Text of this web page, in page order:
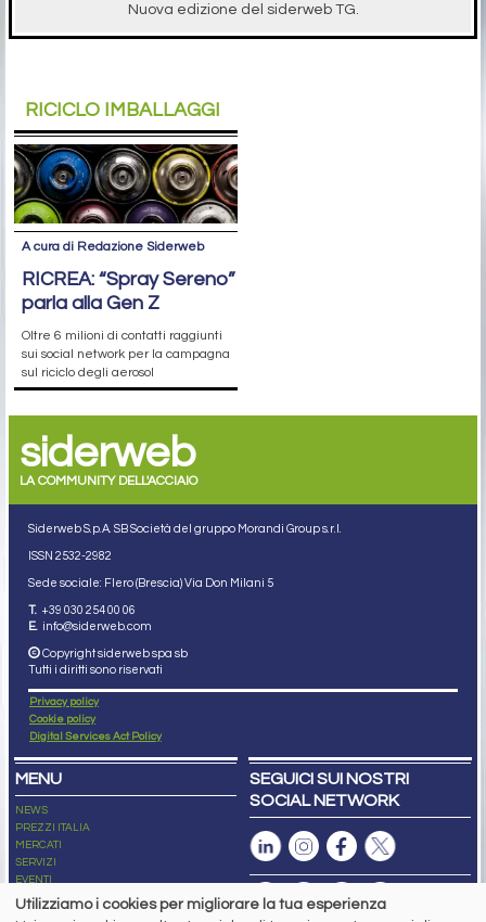
Nuova edizione del siderweb TG.
RICICLO IMBALLAGGI
A cura di Redazione Siderweb
RICREA: “Spray Sereno”
parla alla Gen Z
Oltre 6 milioni di contatti raggiunti
sui social network per la campagna
sul riciclo degli aerosol
siderweb
LA COMMUNITY DELL'ACCIAIO
Siderweb S.p.A. SB Società del gruppo Morandi Group s.r.l.
ISSN 2532-2982
Sede sociale: Flero (Brescia) Via Don Milani 5
T. +39 030 254 00 06
E. info@siderweb.com
Copyright siderweb spa sb
Tutti i diritti sono riservati
Privacy policy
Cookie policy
Digital Services Act Policy
MENU
NEWS
PREZZI ITALIA
MERCATI
SERVIZI
EVENTI
ABBONAMENTI
SEGUICI SUI NOSTRI
SOCIAL NETWORK
Utilizziamo i cookies per migliorare la tua esperienza